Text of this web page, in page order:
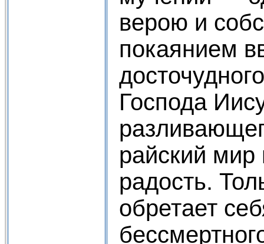
верою и
покаянием
Господа
райский
радость.
обретает